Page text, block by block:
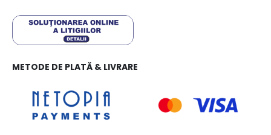
METODE DE PLATĂ & LIVRARE